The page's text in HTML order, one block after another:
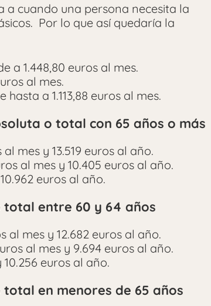
cuando una persona necesita la
Por lo que así quedaría la
a 1.448,80 euros al mes.
al mes.
a 1.113,88 euros al mes.
o total con 65 años o más
mes y 13.519 euros al año.
al mes y 10.405 euros al año.
euros al año.
total entre 60 y 64 años
mes y 12.682 euros al año.
al mes y 9.694 euros al año.
euros al año.
en menores de 65 años